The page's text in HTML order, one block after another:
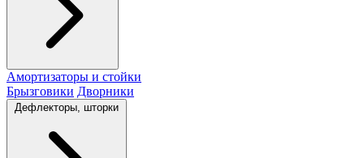
Амортизаторы и стойки
Брызговики Дворники
Дефлекторы, шторки